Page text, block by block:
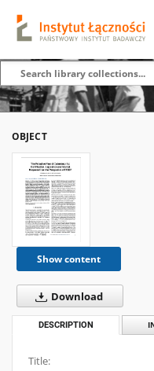
OBJECT
Show content
Download
DESCRIPTION
Title: